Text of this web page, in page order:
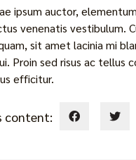
ipsum auctor,
venenatis vestibulum.
sit amet lacinia mi
Proin sed risus ac tellus
efficitur.
content: